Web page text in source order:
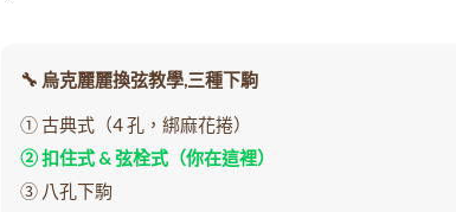
🔧 烏克麗麗換弦教學,三種下駒
① 古典式（4 孔，綁麻花捲）
② 扣住式 & 弦栓式（你在這裡）
③ 八孔下駒